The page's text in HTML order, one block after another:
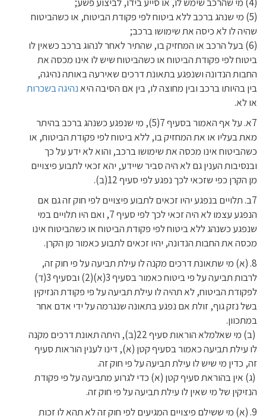
(5) מי שנהג ברכב ללא ביטוח לפי פקודת הביטוח, או כשהביטוח
שהיה לו לא כיסה את שימושו ברכב;
(6) בעל הרכב או המחזיק בו, שהתיר לאחר לנהוג ברכב כשאין לו
ביטוח לפי פקודת הביטוח או כשהביטוח שיש לו אינו מכסה את
החבות הנדונה ושנפגע בתאונת דרכים שאירעה באותה נהיגה,
בין בהיותו ברכב ובין מחוצה לו, בין אם הסיבה היאנהיגה בשכרות
או לא.
7א. על אף האמור בסעיף 7(5), מי שנפגע כשנהג ברכב בהיתר
מאת בעליו או את המחזיק בו, ללא ביטוח לפי פקודת הביטוח, או
כשהביטוח אינו מכסה את שימושו ברכב, והוא לא ידע על כך
ובנסיבות הענין גם לא היה סביר שיידע, יהא זכאי לתבוע פיצויים
מן הקרן כפי שזכאי לכך נפגע לפי סעיף 12(ב).
7ב. תלויים בנפגע יהיו זכאים לתבוע פיצויים לפי חוק זה גם אם
הנפגע עצמו לא היה זכאי לכך לפי סעיף 7, ואם היו תלויים במי
שנפגע כשנהג ללא ביטוח לפי פקודת הביטוח או כשהביטוח אינו
מכסה את החבות הנדונה, יהיו זכאים לתבוע כאמור מן הקרן.
8. (א) מי שתאונת דרכים מקנה לו עילת תביעה על פי חוק זה,
לרבות תביעה על פי ביטוח כאמור בסעיף 3(א)(2) ובסעיף 3(ד)
לפקודת הביטוח, לא תהיה לו עילת תביעה על פי פקודת הנזיקין
בשל נזק גוף, זולת אם נפגע בתאונה שנגרמה על ידי אדם אחר
במתכוון.
(ב) מי שאלמלא הוראות סעיף 22(ב), היתה תאונת דרכים מקנה
לו עילת תביעה כאמור בסעיף קטן (א), דינו לענין הוראות סעיף
זה, כדין מי שיש לו עילת תביעה על פי חוק זה.
(ג) אין בהוראת סעיף קטן (א) כדי לגרוע מתביעה על פי פקודת
הנזיקין של מי שאין לו עילת תביעה על פי חוק זה.
9. (א) מי ששילם פיצויים המגיעים לפי חוק זה לא תהא לו זכות